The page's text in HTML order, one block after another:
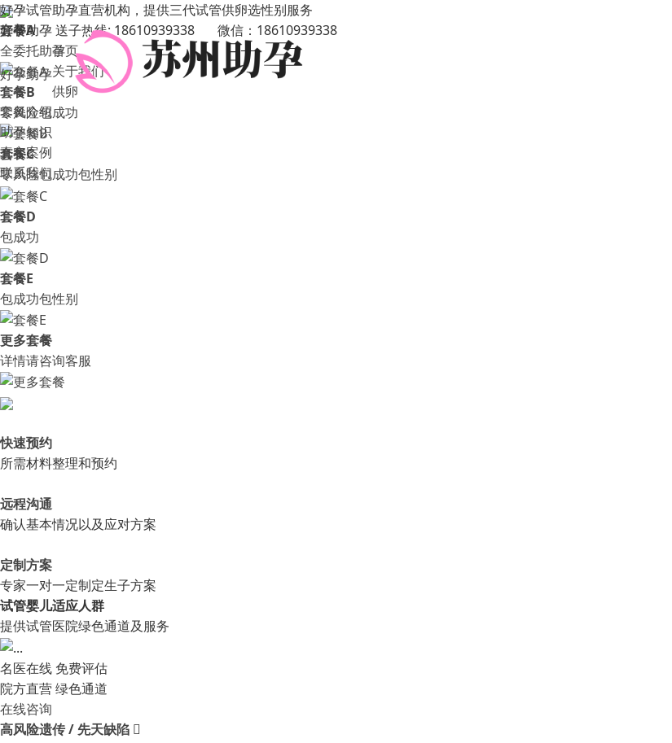
好孕试管助孕直营机构，提供三代试管供卵选性别服务
好孕助孕 送子热线: 18610939338 微信：18610939338
好孕助孕
首页
关于我们
供卵
套餐介绍
助孕知识
真实案例
联系我们
套餐A
全委托助孕
套餐B
零风险包成功
套餐C
零风险包成功包性别
套餐D
包成功
套餐E
包成功包性别
更多套餐
详情请咨询客服
快速预约
所需材料整理和预约
远程沟通
确认基本情况以及应对方案
定制方案
专家一对一定制定生子方案
试管婴儿适应人群
提供试管医院绿色通道及服务
名医在线 免费评估
院方直营绿色通道
在线咨询
高风险遗传 / 先天缺陷 